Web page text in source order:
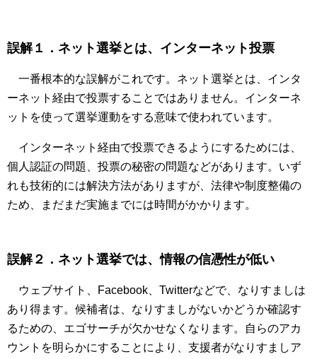
誤解１．ネット選挙とは、インターネット投票
一番根本的な誤解がこれです。ネット選挙とは、インタ
ーネット経由で投票することではありません。インターネ
ットを使って選挙運動をする意味で使われています。
インターネット経由で投票できるようにするためには、
個人認証の問題、投票の秘密の問題などがあります。いず
れも技術的には解決方法がありますが、法律や制度整備の
ため、まだまだ実施までには時間がかかります。
誤解２．ネット選挙では、情報の信憑性が低い
ウェブサイト、Facebook、Twitterなどで、なりすましは
あり得ます。候補者は、なりすましがないかどうか確認す
るための、エゴサーチが欠かせなくなります。自らのアカ
ウントを明らかにすることにより、支援者がなりすましア